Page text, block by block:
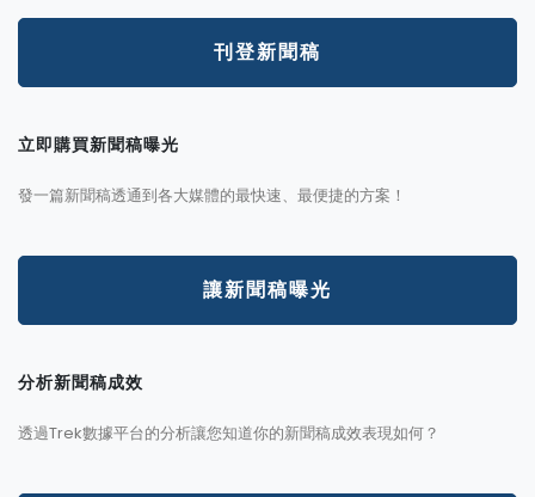
刊登新聞稿
立即購買新聞稿曝光
發一篇新聞稿透通到各大媒體的最快速、最便捷的方案！
讓新聞稿曝光
分析新聞稿成效
透過Trek數據平台的分析讓您知道你的新聞稿成效表現如何？